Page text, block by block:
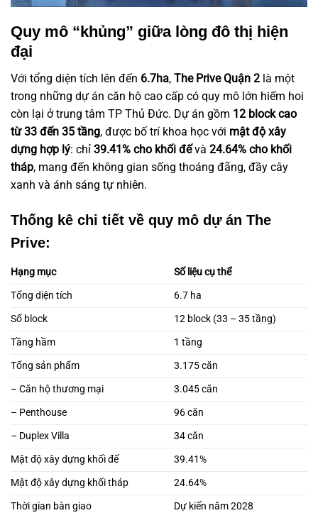
Quy mô “khủng” giữa lòng đô thị hiện
đại
Với tổng diện tích lên đến 6.7ha, The Prive Quận 2 là một
trong những dự án căn hộ cao cấp có quy mô lớn hiếm hoi
còn lại ở trung tâm TP Thủ Đức. Dự án gồm 12 block cao
từ 33 đến 35 tầng, được bố trí khoa học với mật độ xây
dựng hợp lý: chỉ 39.41% cho khối đếvà 24.64% cho khối
tháp, mang đến không gian sống thoáng đãng, đầy cây
xanh và ánh sáng tự nhiên.
Thống kê chi tiết về quy mô dự án The
Prive:
Hạng mục
Số liệu cụ thể
Tổng diện tích
6.7 ha
Số block
12 block (33 – 35 tầng)
Tầng hầm
1 tầng
Tổng sản phẩm
3.175 căn
– Căn hộ thương mại
3.045 căn
– Penthouse
96 căn
– Duplex Villa
34 căn
Mật độ xây dựng khối đế
39.41%
Mật độ xây dựng khối tháp
24.64%
Thời gian bàn giao
Dự kiến năm 2028